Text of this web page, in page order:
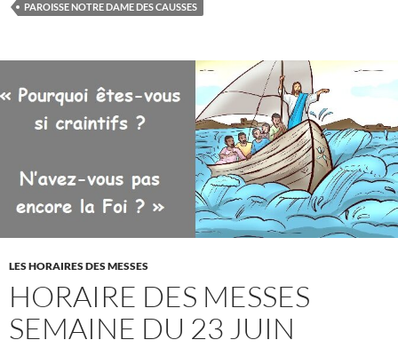
PAROISSE NOTRE DAME DES CAUSSES
LES HORAIRES DES MESSES
HORAIRE DES MESSES
SEMAINE DU 23 JUIN